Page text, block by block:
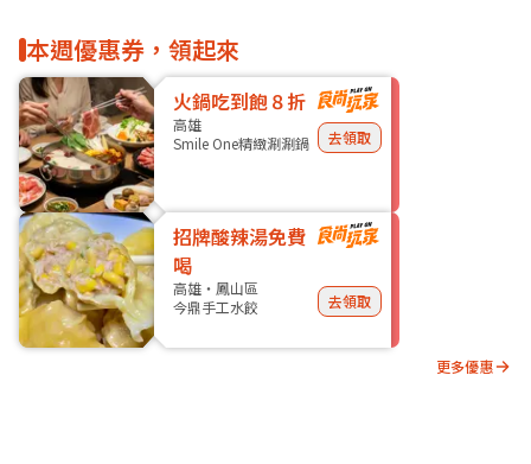
本週優惠券，領起來
火鍋吃到飽８折
高雄
Smile One精緻涮涮鍋
去領取
招牌酸辣湯免費
喝
高雄・鳳山區
今鼎手工水餃
去領取
更多優惠